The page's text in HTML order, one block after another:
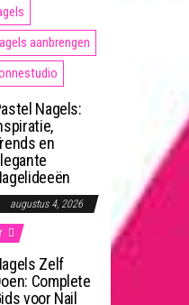
aanbrengen
Nagels:
en
augustus 4, 2026
Zelf
Complete
voor Nail